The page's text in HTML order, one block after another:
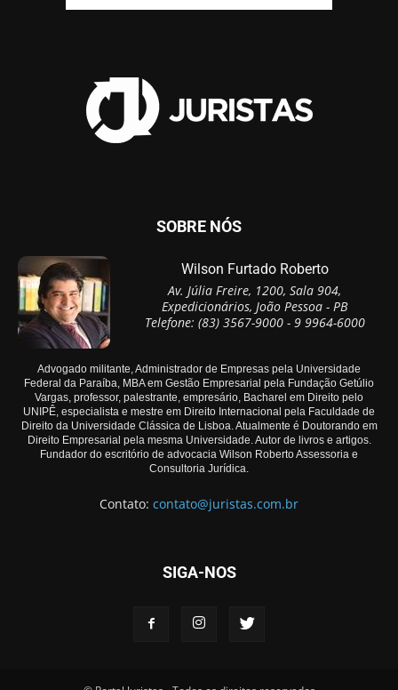
SOBRE NÓS
Wilson Furtado Roberto
Av. Júlia Freire, 1200, Sala 904,
Expedicionários, João Pessoa - PB
Telefone: (83) 3567-9000 - 9 9964-6000
Advogado militante, Administrador de Empresas pela Universidade
Federal da Paraíba, MBA em Gestão Empresarial pela Fundação Getúlio
Vargas, professor, palestrante, empresário, Bacharel em Direito pelo
UNIPÊ, especialista e mestre em Direito Internacional pela Faculdade de
Direito da Universidade Clássica de Lisboa. Atualmente é Doutorando em
Direito Empresarial pela mesma Universidade. Autor de livros e artigos.
Fundador do escritório de advocacia Wilson Roberto Assessoria e
Consultoria Jurídica.
Contato: contato@juristas.com.br
SIGA-NOS